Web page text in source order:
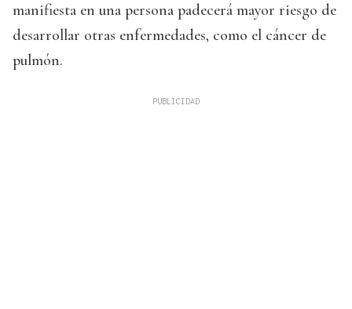
manifiesta en una persona padecerá mayor riesgo de
desarrollar otras enfermedades, como el cáncer de
pulmón.